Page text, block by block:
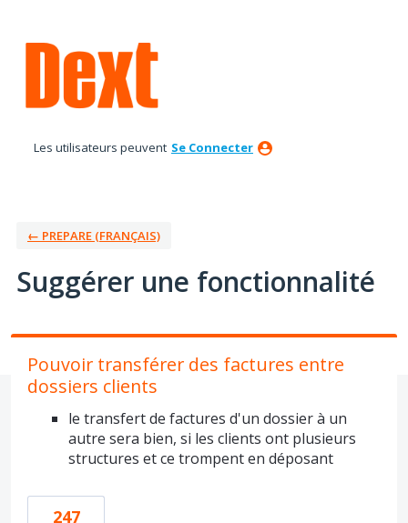
au
contenu
Les utilisateurs peuvent Se Connecter
← PREPARE (FRANÇAIS)
Suggérer une fonctionnalité
Pouvoir transférer des factures entre
dossiers clients
le transfert de factures d'un dossier à un
autre sera bien, si les clients ont plusieurs
structures et ce trompent en déposant
247